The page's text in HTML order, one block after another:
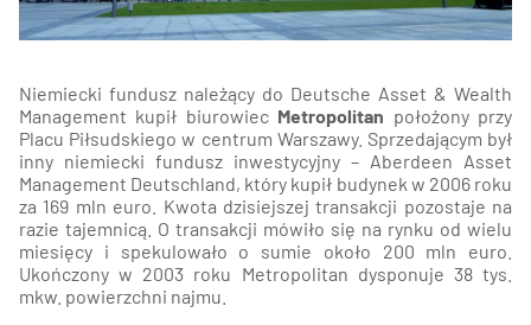
Niemiecki fundusz należący do Deutsche Asset & Wealth
Management kupił biurowiec Metropolitan położony przy
Placu Piłsudskiego w centrum Warszawy. Sprzedającym był
inny niemiecki fundusz inwestycyjny – Aberdeen Asset
Management Deutschland, który kupił budynek w 2006 roku
za 169 mln euro. Kwota dzisiejszej transakcji pozostaje na
razie tajemnicą. O transakcji mówiło się na rynku od wielu
miesięcy i spekulowało o sumie około 200 mln euro.
Ukończony w 2003 roku Metropolitan dysponuje 38 tys.
mkw. powierzchni najmu.